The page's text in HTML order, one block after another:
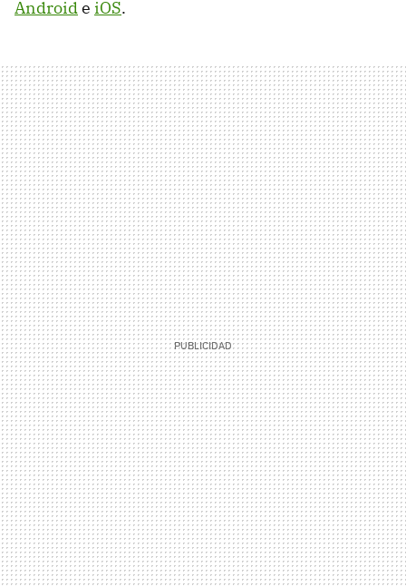
Androide iOS.